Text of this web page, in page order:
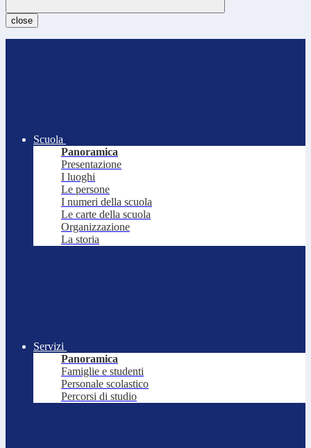
close
Scuola
Panoramica
Presentazione
I luoghi
Le persone
I numeri della scuola
Le carte della scuola
Organizzazione
La storia
Servizi
Panoramica
Famiglie e studenti
Personale scolastico
Percorsi di studio